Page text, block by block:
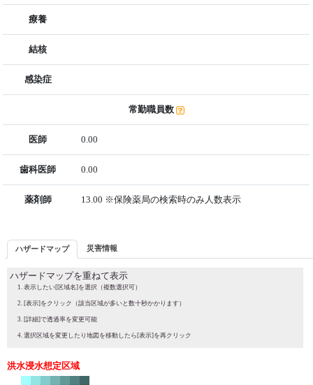
療養
結核
感染症
常勤職員数
医師 0.00
歯科医師 0.00
薬剤師 13.00 ※保険薬局の検索時のみ人数表示
ハザードマップ 災害情報
ハザードマップを重ねて表示
表示したい[区域名]を選択（複数選択可）
[表示]をクリック（該当区域が多いと数十秒かかります）
[詳細]で透過率を変更可能
選択区域を変更したり地図を移動したら[表示]を再クリック
洪水浸水想定区域